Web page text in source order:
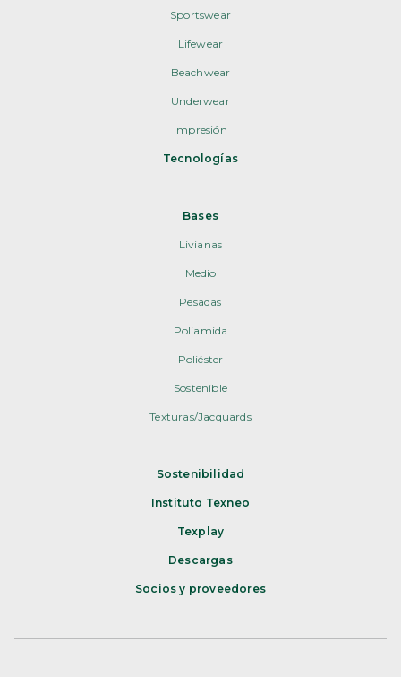
Sportswear
Lifewear
Beachwear
Underwear
Impresión
Tecnologías
Bases
Livianas
Medio
Pesadas
Poliamida
Poliéster
Sostenible
Texturas/Jacquards
Sostenibilidad
Instituto Texneo
Texplay
Descargas
Socios y proveedores